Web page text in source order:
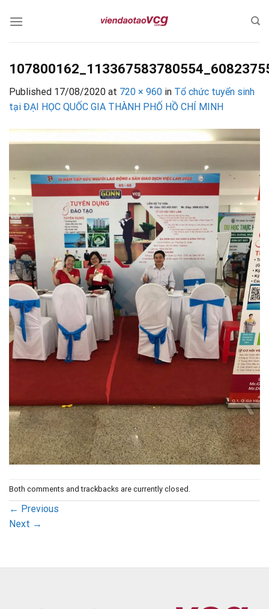
Published 17/08/2020 at 720 × 960 in Tổ chức tuyển sinh
tại ĐẠI HỌC QUỐC GIA THÀNH PHỐ HỒ CHÍ MINH
Both comments and trackbacks are currently closed.
← Previous
Next →